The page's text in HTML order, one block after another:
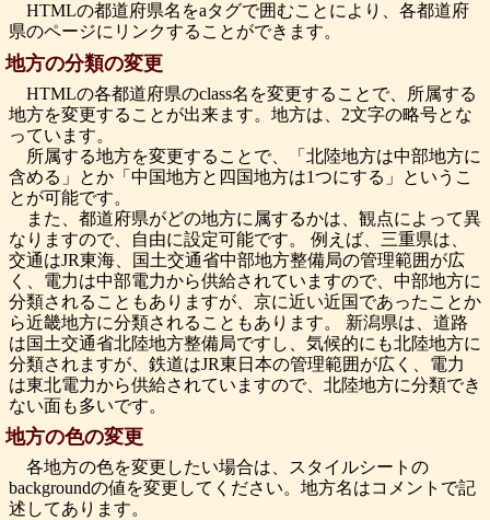
HTMLの都道府県名をaタグで囲むことにより、各都道府
県のページにリンクすることができます。
地方の分類の変更
HTMLの各都道府県のclass名を変更することで、所属する
地方を変更することが出来ます。地方は、2文字の略号とな
っています。
所属する地方を変更することで、「北陸地方は中部地方に
含める」とか「中国地方と四国地方は1つにする」というこ
とが可能です。
また、都道府県がどの地方に属するかは、観点によって異
なりますので、自由に設定可能です。 例えば、三重県は、
交通はJR東海、国土交通省中部地方整備局の管理範囲が広
く、電力は中部電力から供給されていますので、中部地方に
分類されることもありますが、京に近い近国であったことか
ら近畿地方に分類されることもあります。 新潟県は、道路
は国土交通省北陸地方整備局ですし、気候的にも北陸地方に
分類されますが、鉄道はJR東日本の管理範囲が広く、電力
は東北電力から供給されていますので、北陸地方に分類でき
ない面も多いです。
地方の色の変更
各地方の色を変更したい場合は、スタイルシートの
backgroundの値を変更してください。地方名はコメントで記
述してあります。